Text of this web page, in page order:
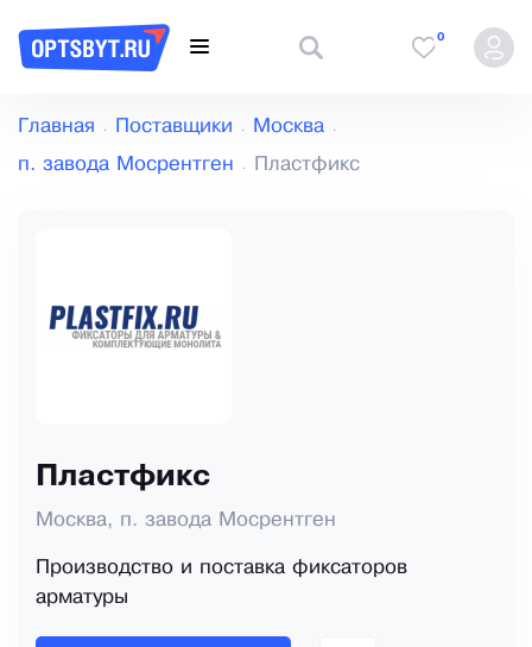
0
Главная Поставщики Москва
п. завода Мосрентген Пластфикс
Пластфикс
Москва, п. завода Мосрентген
Производство и поставка фиксаторов
арматуры